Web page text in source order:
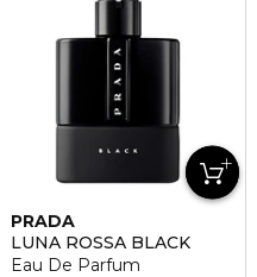
vaporizzatore
PRADA
LUNA ROSSA BLACK
Eau De Parfum